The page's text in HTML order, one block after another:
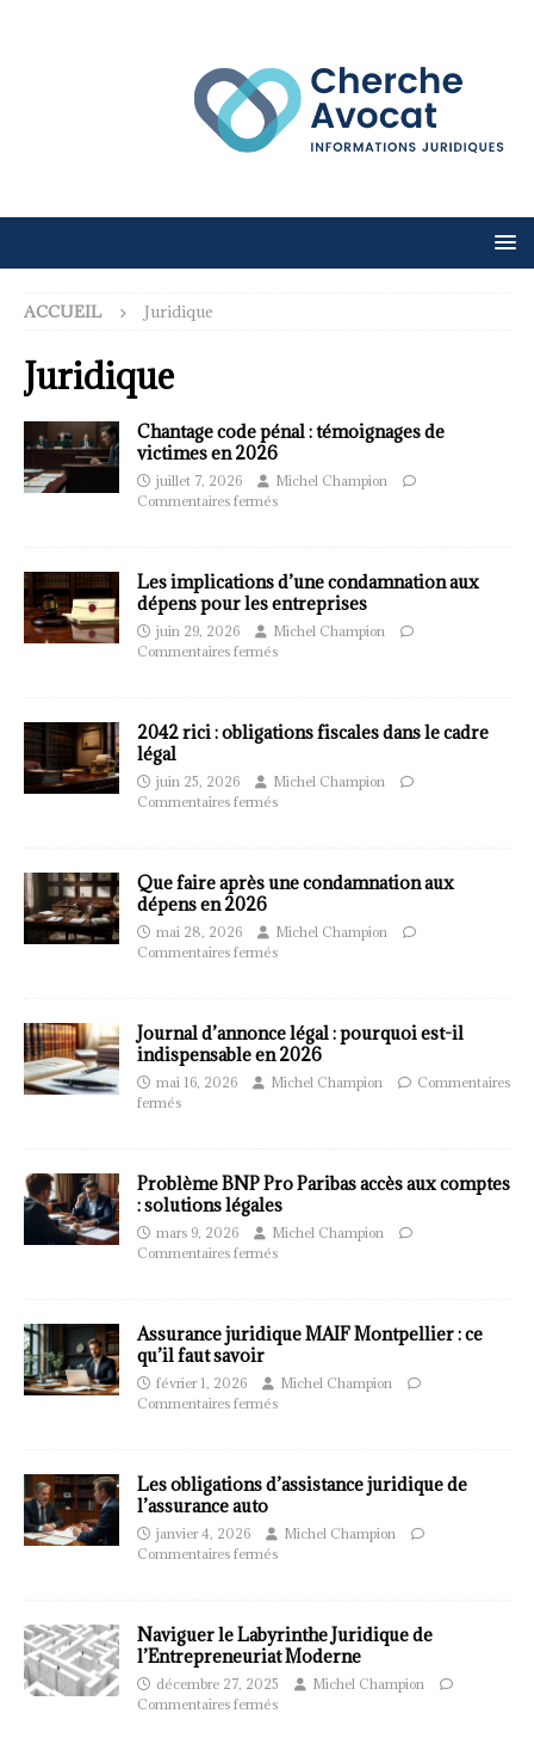
ACCUEIL Juridique
Juridique
Chantage code pénal : témoignages de
victimes en 2026
juillet 7, 2026
Michel Champion
Commentaires fermés
Les implications d’une condamnation aux
dépens pour les entreprises
juin 29, 2026
Michel Champion
Commentaires fermés
2042 rici : obligations fiscales dans le cadre
légal
juin 25, 2026
Michel Champion
Commentaires fermés
Que faire après une condamnation aux
dépens en 2026
mai 28, 2026
Michel Champion
Commentaires fermés
Journal d’annonce légal : pourquoi est-il
indispensable en 2026
mai 16, 2026 Michel Champion
Commentaires
fermés
Problème BNP Pro Paribas accès aux comptes
: solutions légales
mars 9, 2026
Michel Champion
Commentaires fermés
Assurance juridique MAIF Montpellier : ce
qu’il faut savoir
février 1, 2026
Michel Champion
Commentaires fermés
Les obligations d’assistance juridique de
l’assurance auto
janvier 4, 2026
Michel Champion
Commentaires fermés
Naviguer le Labyrinthe Juridique de
l’Entrepreneuriat Moderne
décembre 27, 2025
Michel Champion
Commentaires fermés